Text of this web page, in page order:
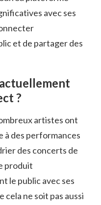
avec ses
et de partager des
?
artistes ont
à des performances
des concerts de
produit
le public avec ses
cela ne soit pas aussi